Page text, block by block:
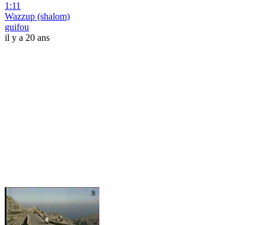
1:11
Wazzup (shalom)
guifou
il y a 20 ans